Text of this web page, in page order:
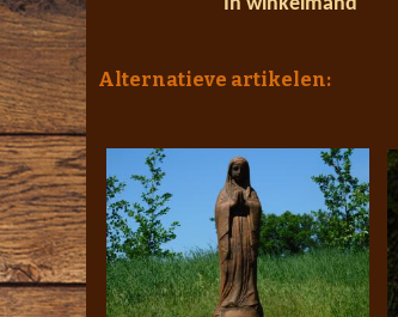
Alternatieve artikelen: